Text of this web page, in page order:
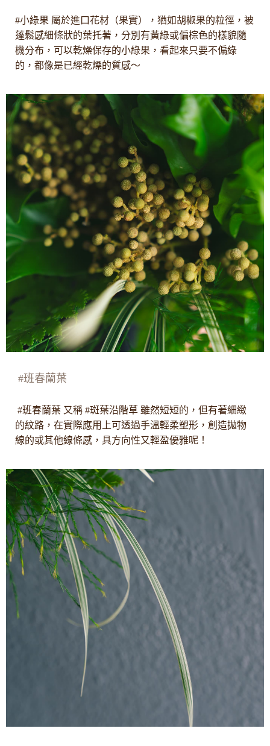
#小綠果 屬於進口花材（果實），猶如胡椒果的粒徑，被
蓬鬆感細條狀的葉托著，分別有黃綠或偏棕色的樣貌隨
機分布，可以乾燥保存的小綠果，看起來只要不偏綠
的，都像是已經乾燥的質感〜
#班春蘭葉
#班春蘭葉 又稱 #斑葉沿階草 雖然短短的，但有著細緻
的紋路，在實際應用上可透過手溫輕柔塑形，創造拋物
線的或其他線條感，具方向性又輕盈優雅呢！